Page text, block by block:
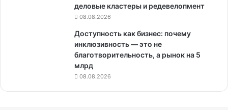
деловые кластеры и редевелопмент
08.08.2026
Доступность как бизнес: почему
инклюзивность — это не
благотворительность, а рынок на 5
млрд
08.08.2026